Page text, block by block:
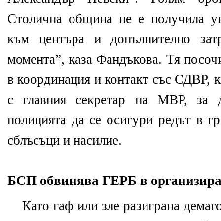
Столична община не е получила
към центъра и допълнително
момента”, каза Фандъкова. Тя
в координация и контакт със СДВР,
с главния секретар на МВР, за
полицията да се осигури редът в
сблъсъци и насилие.
БСП обвинява ГЕРБ в
Като гаф или зле разиграна